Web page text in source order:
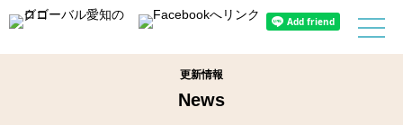
更新情報
News